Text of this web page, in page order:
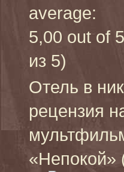
из 5)
Отель в
рецензия
«Непокой»